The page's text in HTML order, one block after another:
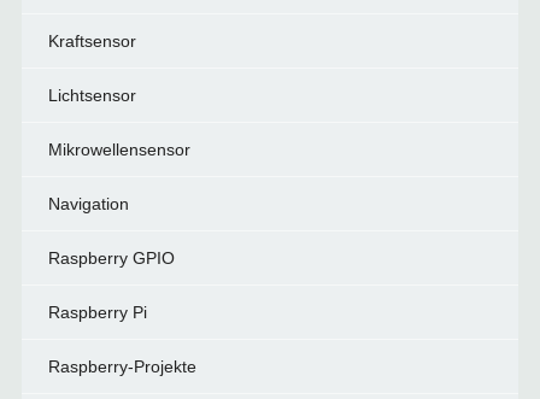
Kraftsensor
Lichtsensor
Mikrowellensensor
Navigation
Raspberry GPIO
Raspberry Pi
Raspberry-Projekte